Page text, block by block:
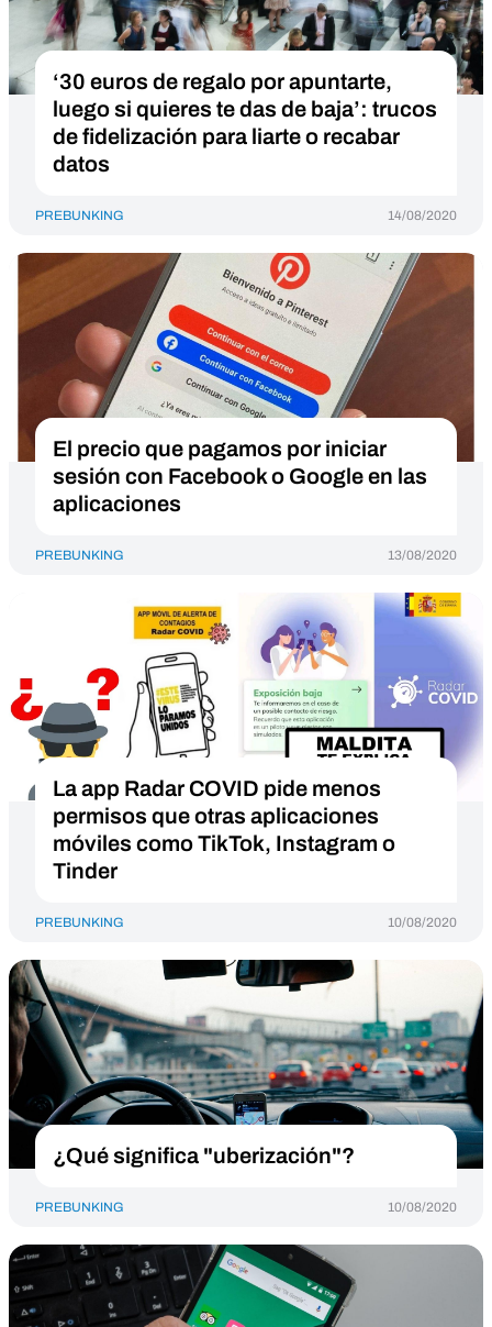
‘30 euros de regalo por apuntarte,
luego si quieres te das de baja’: trucos
de fidelización para liarte o recabar
datos
PREBUNKING 14/08/2020
El precio que pagamos por iniciar
sesión con Facebook o Google en las
aplicaciones
PREBUNKING 13/08/2020
La app Radar COVID pide menos
permisos que otras aplicaciones
móviles como TikTok, Instagram o
Tinder
PREBUNKING 10/08/2020
¿Qué significa "uberización"?
PREBUNKING 10/08/2020